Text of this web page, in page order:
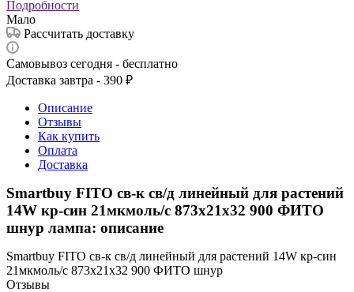
Подробности
Мало
Рассчитать доставку
Самовывоз сегодня - бесплатно
Доставка завтра - 390 ₽
Описание
Отзывы
Как купить
Оплата
Доставка
Smartbuy FITO св-к св/д линейный для растений
14W кр-син 21мкмоль/с 873x21x32 900 ФИТО
шнур лампа: описание
Smartbuy FITO св-к св/д линейный для растений 14W кр-син
21мкмоль/с 873x21x32 900 ФИТО шнур
Отзывы